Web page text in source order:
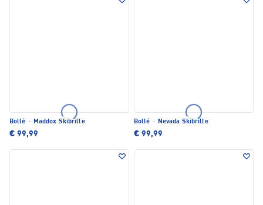
Bollé · Maddox Skibrille
€ 99,99
Bollé · Nevada Skibrille
€ 99,99